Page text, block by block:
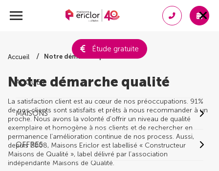
Étude gratuite
ACCUEIL
MAISONS
OFFRES
Accueil Notre démarche qualité
Notre démarche qualité
La satisfaction client est au cœur de nos préoccupations. 91%
de nos clients sont satisfaits et prêts à nous recommander à un
proche. Nous avons la volonté d'offrir un niveau de qualité
exemplaire et homogène à nos clients et de rechercher en
permanence l’amélioration continue de nos process. Aussi,
depuis 2008, Maisons Ericlor est labellisé « Constructeur
Maisons de Qualité », label délivré par l’association
indépendante Maisons de Qualité.